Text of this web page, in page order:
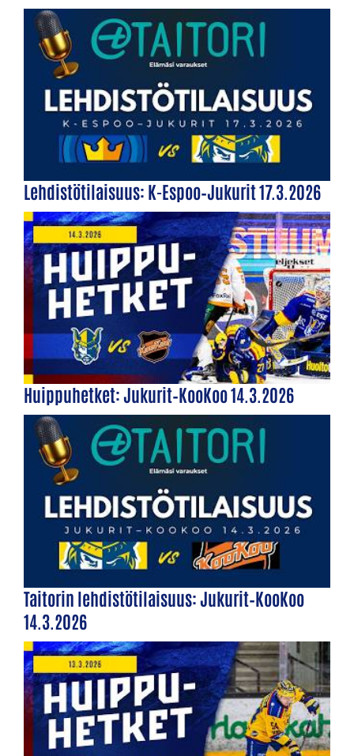
Lehdistötilaisuus: K-Espoo–Jukurit 17.3.2026
Huippuhetket: Jukurit–KooKoo 14.3.2026
Taitorin lehdistötilaisuus: Jukurit–KooKoo
14.3.2026